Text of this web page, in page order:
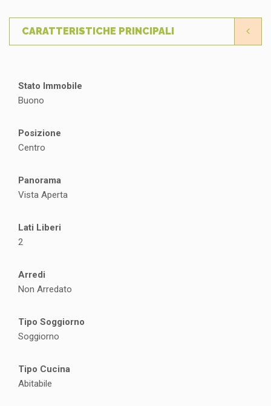
CARATTERISTICHE PRINCIPALI
Stato Immobile
Buono
Posizione
Centro
Panorama
Vista Aperta
Lati Liberi
2
Arredi
Non Arredato
Tipo Soggiorno
Soggiorno
Tipo Cucina
Abitabile